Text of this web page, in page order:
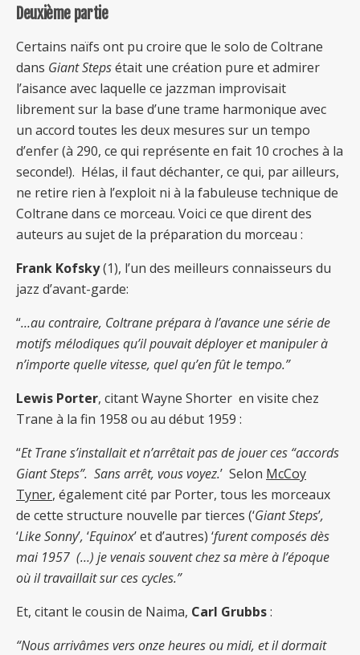
Deuxième partie
Certains naïfs ont pu croire que le solo de Coltrane
dans Giant Stepsétait une création pure et admirer
l’aisance avec laquelle ce jazzman improvisait
librement sur la base d’une trame harmonique avec
un accord toutes les deux mesures sur un tempo
d’enfer (à 290, ce qui représente en fait 10 croches à la
seconde!). Hélas, il faut déchanter, ce qui, par ailleurs,
ne retire rien à l’exploit ni à la fabuleuse technique de
Coltrane dans ce morceau. Voici ce que dirent des
auteurs au sujet de la préparation du morceau :
Frank Kofsky(1), l’un des meilleurs connaisseurs du
jazz d’avant-garde:
“…au contraire, Coltrane prépara à l’avance une série de
motifs mélodiques qu’il pouvait déployer et manipuler à
n’importe quelle vitesse, quel qu’en fût le tempo.”
Lewis Porter, citant Wayne Shorter en visite chez
Trane à la fin 1958 ou au début 1959 :
“Et Trane s’installait et n’arrêtait pas de jouer ces “accords
Giant Steps”. Sans arrêt, vous voyez.’ Selon McCoy
Tyner, également cité par Porter, tous les morceaux
de cette structure nouvelle par tierces (‘Giant Steps’,
‘Like Sonny’, ‘Equinox’ et d’autres) ‘furent composés dès
mai 1957 (…) je venais souvent chez sa mère à l’époque
où il travaillait sur ces cycles.”
Et, citant le cousin de Naima, Carl Grubbs:
“Nous arrivâmes vers onze heures ou midi, et il dormait